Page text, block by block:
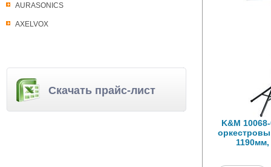
AURASONICS
AXELVOX
Скачать прайс-лист
K&M